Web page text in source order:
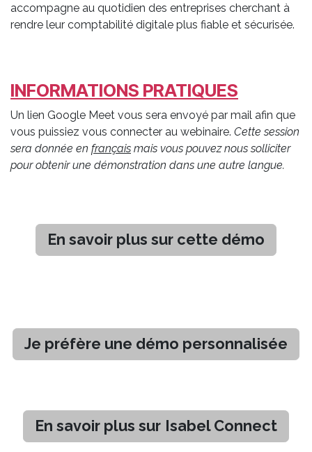
accompagne au quotidien des entreprises cherchant à
rendre leur comptabilité digitale plus fiable et sécurisée.
INFORMATIONS PRATIQUES
Un lien Google Meet vous sera envoyé par mail afin que
vous puissiez vous connecter au webinaire. Cette session
sera donnée en français mais vous pouvez nous solliciter
pour obtenir une démonstration dans une autre langue.
En savoir plus sur cette démo
Je préfère une démo personnalisée
En savoir plus sur Isabel Connect